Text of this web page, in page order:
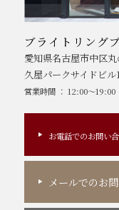
ブライトリング
愛知県名古屋市中区
久屋パークサイドビル
営業時間 ： 12:00～19:00
お電話でのお問い
メールでのお